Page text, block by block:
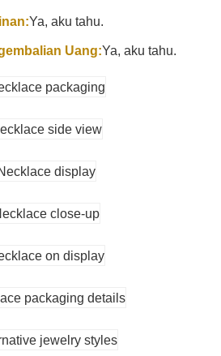
Ya, aku tahu.
Uang:Ya, aku tahu.